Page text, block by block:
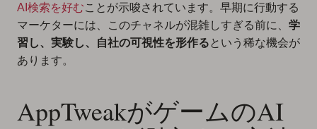
AI検索を好むことが示唆されています。早期に行動する
マーケターには、このチャネルが混雑しすぎる前に、 学
習し、実験し、自社の可視性を形作る という稀な機会が
あります。
AppTweakがゲームのAI